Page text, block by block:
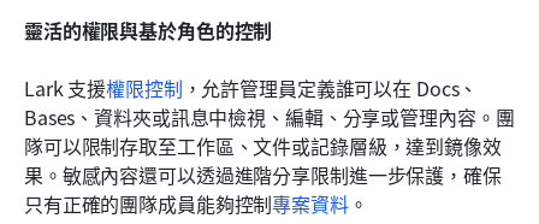
靈活的權限與基於角色的控制
Lark 支援權限控制 ，允許管理員定義誰可以在 Docs、
Bases、資料夾或訊息中檢視、編輯、分享或管理內容。團
隊可以限制存取至工作區、文件或記錄層級，達到鏡像效
果。敏感內容還可以透過進階分享限制進一步保護，確保
只有正確的團隊成員能夠控制專案資料。